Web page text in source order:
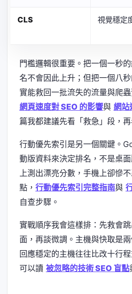
CLS 視覺穩定
門檻邏輯很重要。把一個一秒
名不會因此上升；但把一個八
實能救回一批流失的流量與爬
網頁速度對 SEO 的影響與 網站
篇我都建議先看「救急」段，
行動優先索引是另一個關鍵。
動版資料來決定排名，不是桌
上測出漂亮分數，手機上卻慘
點， 行動優先索引完整指南與
自查步驟。
實戰順序我會這樣排：先救會
面，再談微調。主機與快取是
回應穩定的主機往往比改十行
可以讀 被忽略的技術 SEO 盲點